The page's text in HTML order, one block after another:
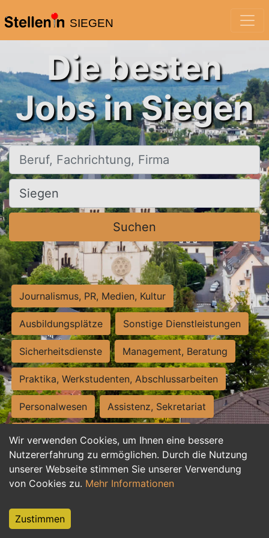
SIEGEN
Wir verwenden Cookies, um Ihnen eine bessere
Nutzererfahrung zu ermöglichen. Durch die Nutzung
unserer Webseite stimmen Sie unserer Verwendung
von Cookies zu. Mehr Informationen
Zustimmen
Die besten
Jobs in Siegen
Beruf, Fachrichtung, Firma
Ort, Stadt
Suchen
Journalismus, PR, Medien, Kultur
Ausbildungsplätze Sonstige Dienstleistungen
Sicherheitsdienste Management, Beratung
Praktika, Werkstudenten, Abschlussarbeiten
Personalwesen Assistenz, Sekretariat
Hilfskräfte, Aushilfs- und Nebenjobs
Einkauf, Logistik, Materialwirtschaft
Weiterbildung, Studium, duale Ausbildung
Tourismus